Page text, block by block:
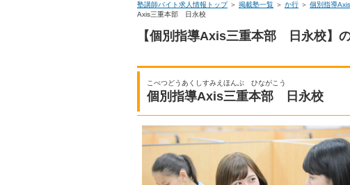
塾講師バイト求人情報トップ＞ 掲載塾一覧 ＞ か行 ＞ 個別指導
Axis三重本部 日永校
【個別指導Axis三重本部 日永校】
こべつどうあくしすみえほんぶ ひながこう
個別指導Axis三重本部 日永校